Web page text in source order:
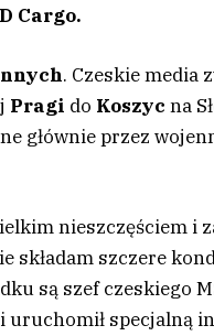
Cargo.
. Czeskie media
Pragi do Koszyc na
głównie przez
nieszczęściem i
szczere
są szef czeskiego
uruchomił specjalną